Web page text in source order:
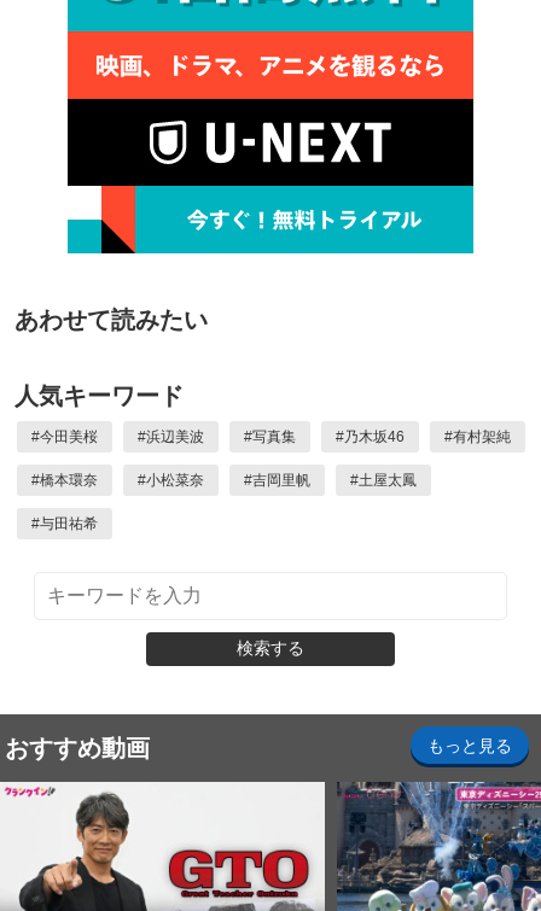
あわせて読みたい
人気キーワード
#今田美桜 #浜辺美波 #写真集 #乃木坂46 #有村架純
#橋本環奈 #小松菜奈 #吉岡里帆 #土屋太鳳
#与田祐希
検索する
おすすめ動画 もっと見る